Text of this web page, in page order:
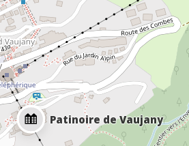
Patinoire de Vaujany